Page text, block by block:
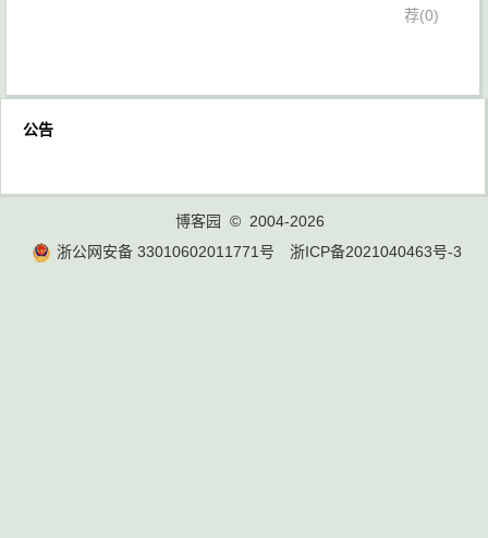
荐(0)
公告
博客园
© 2004-2026
浙公网安备 33010602011771号
浙ICP备2021040463号-3